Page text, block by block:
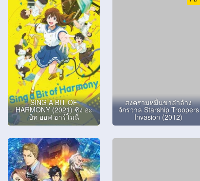
SING A BIT OF
HARMONY (2021) ซิง อะ
บิท ออฟ ฮาร์โมนี่
สงครามหมื่นขาล่าล้าง
จักรวาล Starship Troopers
Invasion (2012)